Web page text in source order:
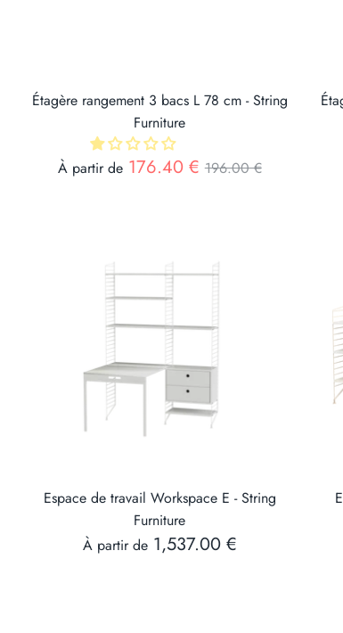
Étagère rangement 3 bacs L 78 cm - String
Furniture
À partir de 176.40 €Prix
196.00 €
Espace de travail Workspace E - String
Furniture
À partir de 1,537.00 €